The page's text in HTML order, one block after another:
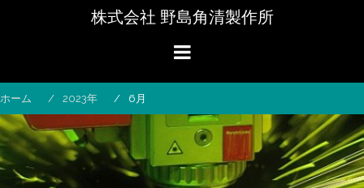
ツ
へ
ス
キ
ッ
プ
株式会社 野島角清製作所
ホーム 2023年 6月